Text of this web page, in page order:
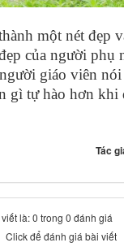
một nét đẹp
của người phụ
giáo viên
gì tự hào hơn khi
Tác
là: 0 trong 0 đánh giá
Click để đánh giá bài viết